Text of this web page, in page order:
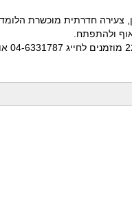
חדרתית מוכשרת
ולהתפתח.